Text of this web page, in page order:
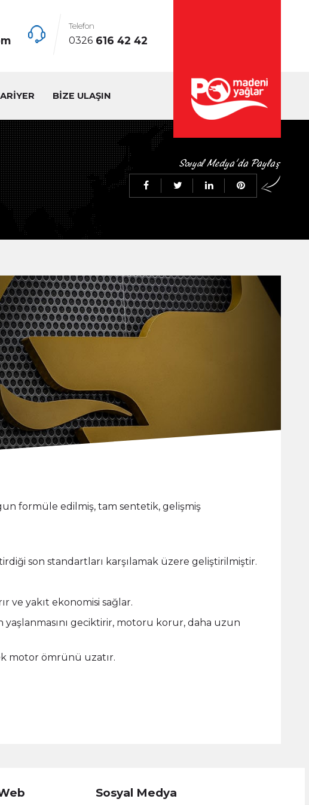
Telefon
0326 616 42 42
BİZE ULAŞIN
formüle edilmiş, tam sentetik, gelişmiş
son standartları karşılamak üzere geliştirilmiştir.
ve yakıt ekonomisi sağlar.
yaşlanmasını geciktirir, motoru korur, daha uzun
motor ömrünü uzatır.
Sosyal Medya